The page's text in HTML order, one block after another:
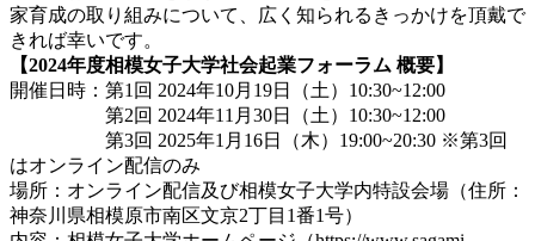
家育成の取り組みについて、広く知られるきっかけを頂戴で
きれば幸いです。
【2024年度相模女子大学社会起業フォーラム 概要】
開催日時：第1回 2024年10月19日（土）10:30~12:00
第2回 2024年11月30日（土）10:30~12:00
第3回 2025年1月16日（木）19:00~20:30 ※第3回
はオンライン配信のみ
場所：オンライン配信及び相模女子大学内特設会場（住所：
神奈川県相模原市南区文京2丁目1番1号）